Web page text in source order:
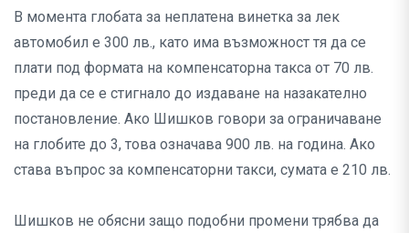
В момента глобата за неплатена винетка за лек
автомобил е 300 лв., като има възможност тя да се
плати под формата на компенсаторна такса от 70 лв.
преди да се е стигнало до издаване на назакателно
постановление. Ако Шишков говори за ограничаване
на глобите до 3, това означава 900 лв. на година. Ако
става въпрос за компенсаторни такси, сумата е 210 лв.
Шишков не обясни защо подобни промени трябва да